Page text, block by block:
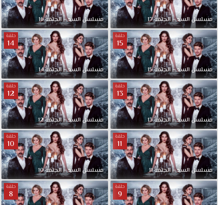
مسلسل السد – الحلقة 17 مسلسل السد – الحلقة 16
حلقة
15
مسلسل السد – الحلقة 15
حلقة
14
مسلسل السد – الحلقة 14
حلقة
13
مسلسل السد – الحلقة 13
حلقة
12
مسلسل السد – الحلقة 12
حلقة
11
مسلسل السد – الحلقة 11
حلقة
10
مسلسل السد – الحلقة 10
حلقة
9
حلقة
8